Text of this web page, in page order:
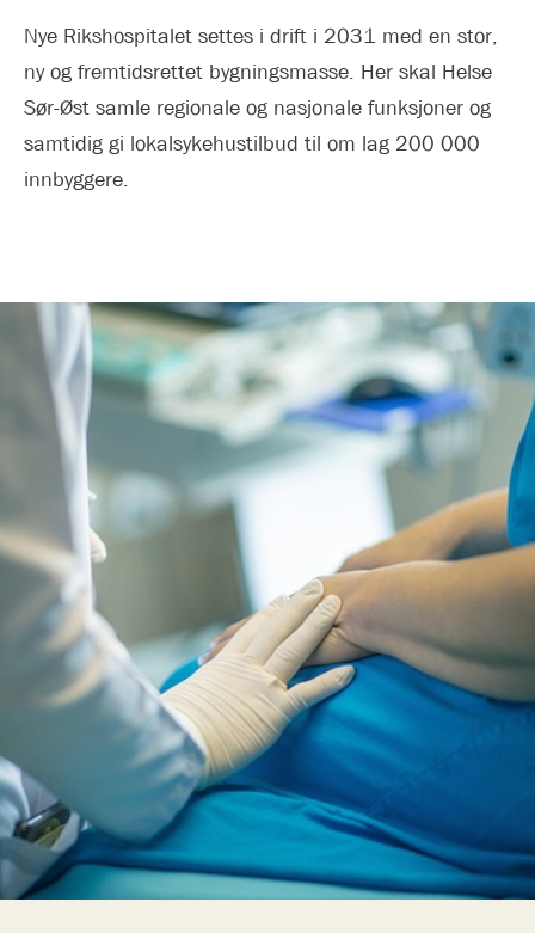
Nye Rikshospitalet settes i drift i 2031 med en stor,
ny og fremtidsrettet bygningsmasse. Her skal Helse
Sør-Øst samle regionale og nasjonale funksjoner og
samtidig gi lokalsykehustilbud til om lag 200 000
innbyggere.